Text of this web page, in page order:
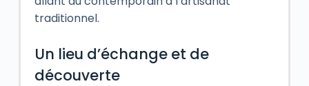
traditionnel.
Un lieu d’échange et de
découverte